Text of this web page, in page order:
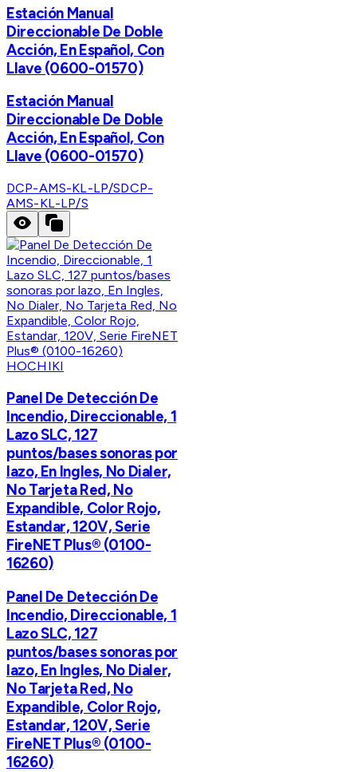
Estación Manual
Direccionable De Doble
Acción, En Español, Con
Llave (0600-01570)
Estación Manual
Direccionable De Doble
Acción, En Español, Con
Llave (0600-01570)
DCP-AMS-KL-LP/SDCP-
AMS-KL-LP/S
HOCHIKI
Panel De Detección De
Incendio, Direccionable, 1
Lazo SLC, 127
puntos/bases sonoras por
lazo, En Ingles, No Dialer,
No Tarjeta Red, No
Expandible, Color Rojo,
Estandar, 120V, Serie
FireNET Plus® (0100-
16260)
Panel De Detección De
Incendio, Direccionable, 1
Lazo SLC, 127
puntos/bases sonoras por
lazo, En Ingles, No Dialer,
No Tarjeta Red, No
Expandible, Color Rojo,
Estandar, 120V, Serie
FireNET Plus® (0100-
16260)